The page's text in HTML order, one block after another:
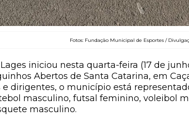
Fotos: Fundação Municipal de Esportes /
iniciou nesta quarta-feira (17 de
Abertos de Santa Catarina, em
dirigentes, o município está
masculino, futsal feminino, voleibol
masculino.